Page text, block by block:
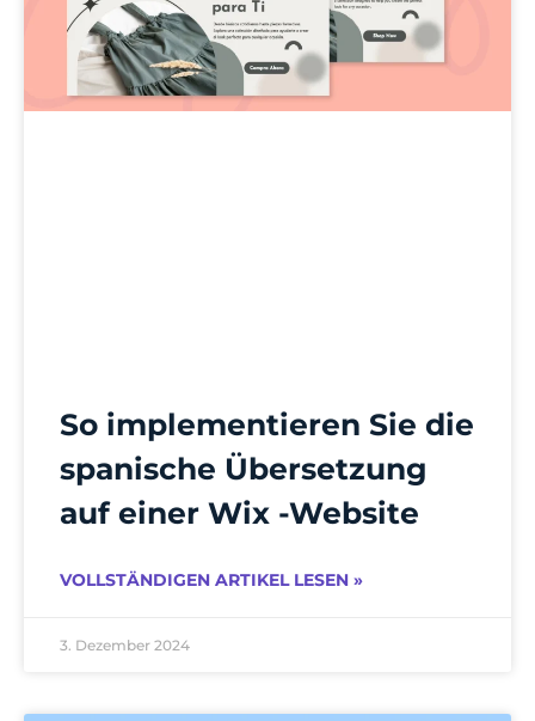
So implementieren Sie die
spanische Übersetzung
auf einer Wix -Website
VOLLSTÄNDIGEN ARTIKEL LESEN »
3. Dezember 2024